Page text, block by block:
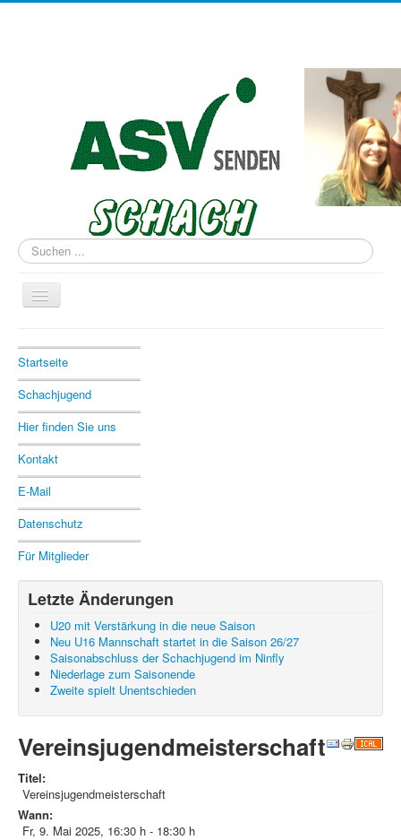
Suchen
...
Navigation
an/aus
Aktuelle Seite: Startseite
Startseite
Schachjugend
Hier finden Sie uns
Kontakt
E-Mail
Datenschutz
Für Mitglieder
Letzte Änderungen
U20 mit Verstärkung in die neue Saison
Neu U16 Mannschaft startet in die Saison 26/27
Saisonabschluss der Schachjugend im Ninfly
Niederlage zum Saisonende
Zweite spielt Unentschieden
Vereinsjugendmeisterschaft
Titel:
Vereinsjugendmeisterschaft
Wann:
Fr, 9. Mai 2025, 16:30 h - 18:30 h